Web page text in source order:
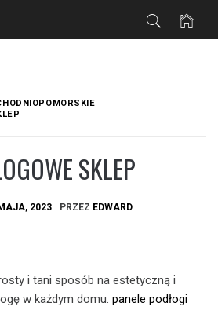
SKLEP
2023 PRZEZ EDWARD
i tani sposób na estetyczną i
w każdym domu. panele podłogi